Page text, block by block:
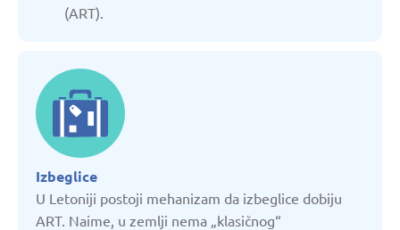
(ART).
Izbeglice
U Letoniji postoji mehanizam da izbeglice dobiju
ART. Naime, u zemlji nema „klasičnog“
Moldavija
Nemačka
Poljska